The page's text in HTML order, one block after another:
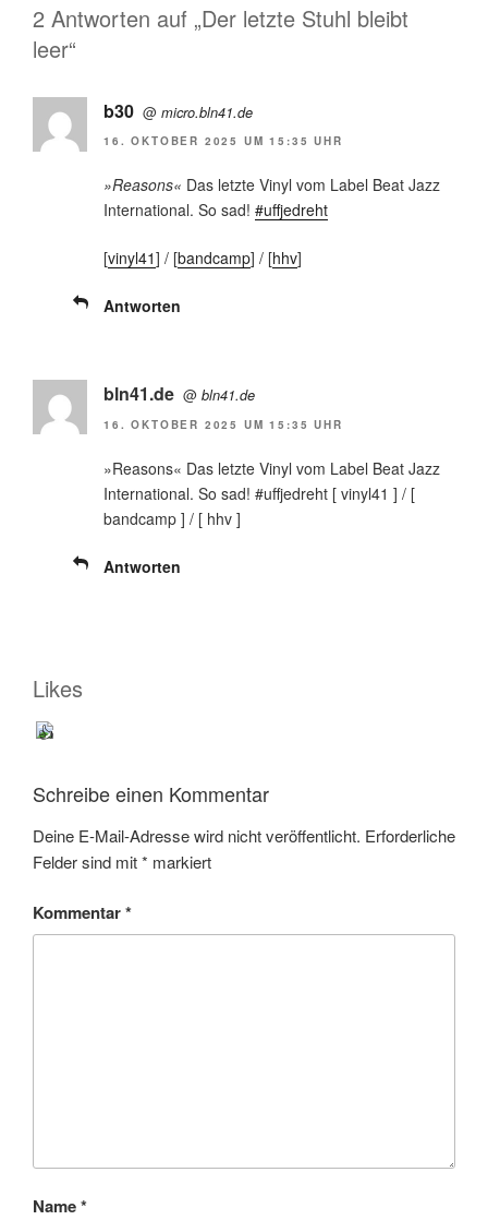
2 Antworten auf „Der letzte Stuhl bleibt
leer“
b30 @ micro.bln41.de
16. OKTOBER 2025 UM 15:35 UHR
»Reasons« Das letzte Vinyl vom Label Beat Jazz
International. So sad! #uffjedreht
[vinyl41] / [bandcamp] / [hhv]
Antworten
bln41.de @ bln41.de
16. OKTOBER 2025 UM 15:35 UHR
»Reasons« Das letzte Vinyl vom Label Beat Jazz
International. So sad! #uffjedreht [ vinyl41 ] / [
bandcamp ] / [ hhv ]
Antworten
Likes
👍
Schreibe einen Kommentar
Deine E-Mail-Adresse wird nicht veröffentlicht. Erforderliche
Felder sind mit* markiert
Kommentar*
Name*